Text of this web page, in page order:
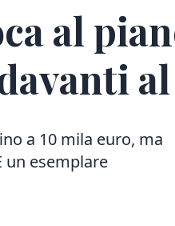
al
a 10 mila euro, ma
un esemplare